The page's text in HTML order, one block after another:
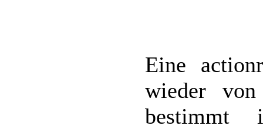
Eine
wieder von
bestimmt